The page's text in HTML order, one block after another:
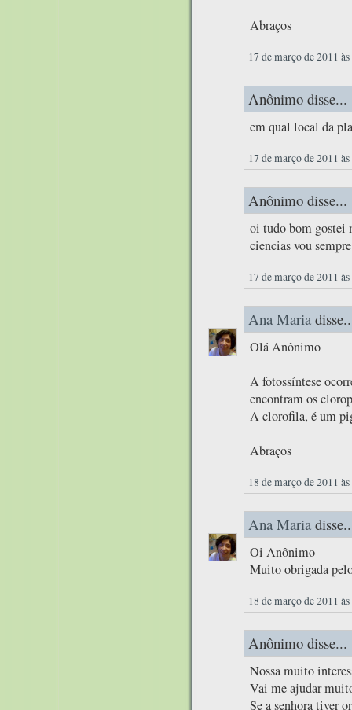
Abraços
17 de março de 2011
Anônimo disse...
em qual local da
17 de março de 2011
Anônimo disse...
oi tudo bom gostei
ciencias vou
17 de março de 2011
Ana Maria
Olá Anônimo
A fotossíntese
encontram os
A clorofila, é um
Abraços
18 de março de 2011
Ana Maria
Oi Anônimo
Muito obrigada
18 de março de 2011
Anônimo disse...
Nossa muito
Vai me ajudar
Se a senhora tiver